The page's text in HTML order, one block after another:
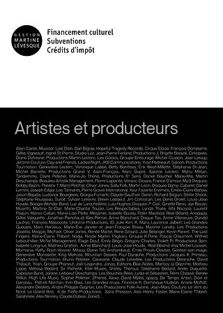
Artistes et producteurs